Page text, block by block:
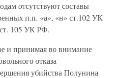
отсутствуют составы
п.п. «а», «н» ст.102 УК
105 УК РФ.
и принимая во внимание
отказа
убийства Полунина